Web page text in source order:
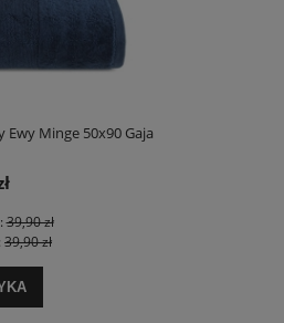
Ewy Minge 50x90 Gaja
39,90 zł
39,90 zł